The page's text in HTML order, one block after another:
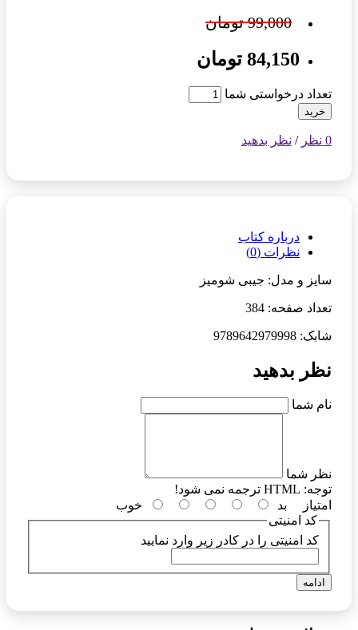
99,000 تومان
84,150 تومان
تعداد درخواستی شما
خرید
0 نظر / نظر بدهید
درباره کتاب
نظرات (0)
سایز و مدل: جیبی شومیز
تعداد صفحه: 384
شابک: 9789642979998
نظر بدهید
نام شما
نظر شما
توجه:
امتیاز
بد
خوب
کد امنیتی
کد امنیتی را در کادر زیر وارد نمایید
ادامه